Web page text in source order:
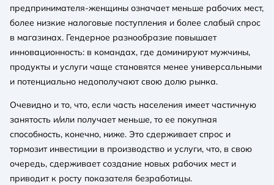
предпринимателя-женщины означает меньше рабочих мест,
более низкие налоговые поступления и более слабый спрос
в магазинах. Гендерное разнообразие повышает
инновационность: в командах, где доминируют мужчины,
продукты и услуги чаще становятся менее универсальными
и потенциально недополучают свою долю рынка.
Очевидно и то, что, если часть населения имеет частичную
занятость и/или получает меньше, то ее покупная
способность, конечно, ниже. Это сдерживает спрос и
тормозит инвестиции в производство и услуги, что, в свою
очередь, сдерживает создание новых рабочих мест и
приводит к росту показателя безработицы.